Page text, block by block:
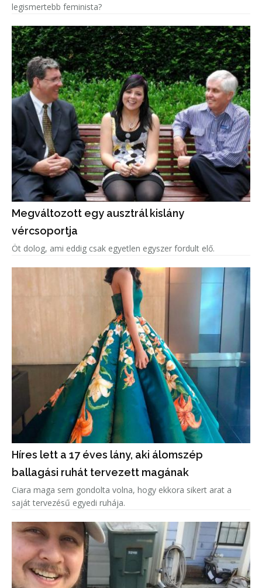
legismertebb feminista?
Megváltozott egy ausztrál kislány
vércsoportja
Öt dolog, ami eddig csak egyetlen egyszer fordult elő.
Híres lett a 17 éves lány, aki álomszép
ballagási ruhát tervezett magának
Ciara maga sem gondolta volna, hogy ekkora sikert arat a
saját tervezésű egyedi ruhája.